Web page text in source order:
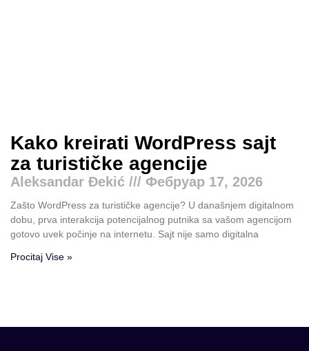
Kako kreirati WordPress sajt
za turističke agencije
Aleksandar Đekić Фебруар 17, 2026
Zašto WordPress za turističke agencije? U današnjem digitalnom
dobu, prva interakcija potencijalnog putnika sa vašom agencijom
gotovo uvek počinje na internetu. Sajt nije samo digitalna
Procitaj Vise »